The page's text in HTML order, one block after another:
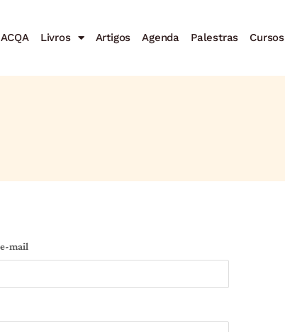
Livros Artigos Agenda Palestras Cursos
mail